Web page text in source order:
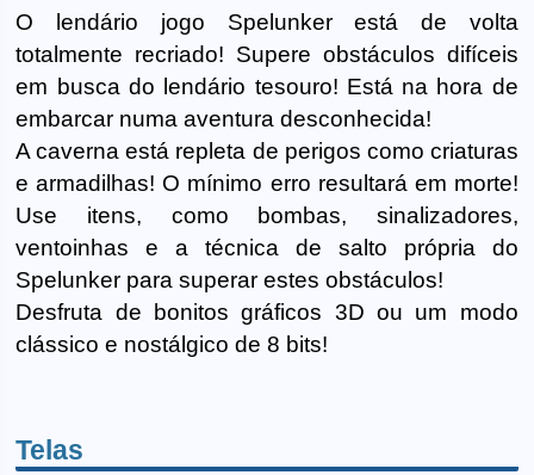
O lendário jogo Spelunker está de volta
totalmente recriado! Supere obstáculos difíceis
em busca do lendário tesouro! Está na hora de
embarcar numa aventura desconhecida!
A caverna está repleta de perigos como criaturas
e armadilhas! O mínimo erro resultará em morte!
Use itens, como bombas, sinalizadores,
ventoinhas e a técnica de salto própria do
Spelunker para superar estes obstáculos!
Desfruta de bonitos gráficos 3D ou um modo
clássico e nostálgico de 8 bits!
Telas